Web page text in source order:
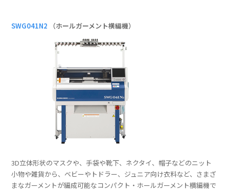
SWG041N2 （ホールガーメント横編機）
3D立体形状のマスクや、手袋や靴下、ネクタイ、帽子などのニット
小物や雑貨から、ベビーやトドラー、ジュニア向け衣料など、さまざ
まなガーメントが編成可能なコンパクト・ホールガーメント横編機で